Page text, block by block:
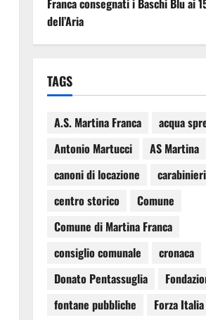
dell’Aria
TAGS
A.S. Martina Franca
acqua
Antonio Martucci
AS Martina
canoni di locazione
carabinieri
centro storico
Comune
Comune di Martina Franca
consiglio comunale
cronaca
Donato Pentassuglia
fontane pubbliche
Forza Italia